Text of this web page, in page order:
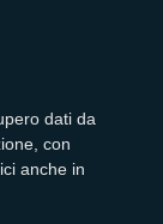
dati da
con
anche in